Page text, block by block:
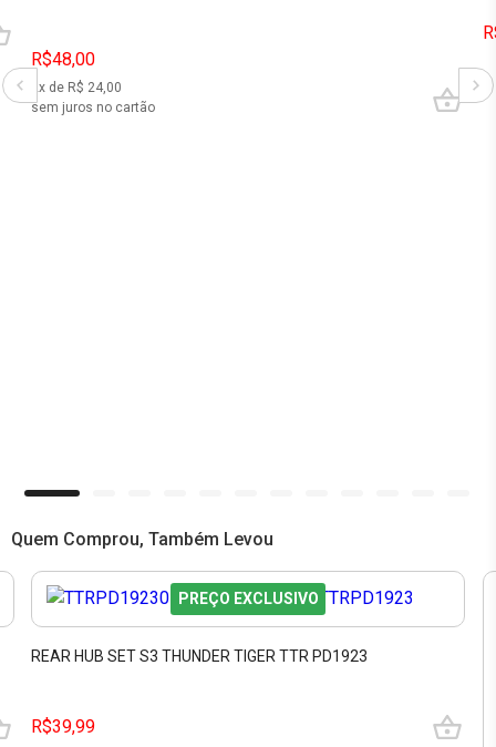
R$48,00
2x de R$ 24,00
sem juros no cartão
Quem Comprou, Também Levou
PREÇO EXCLUSIVO
REAR HUB SET S3 THUNDER TIGER TTR PD1923
R$39,99